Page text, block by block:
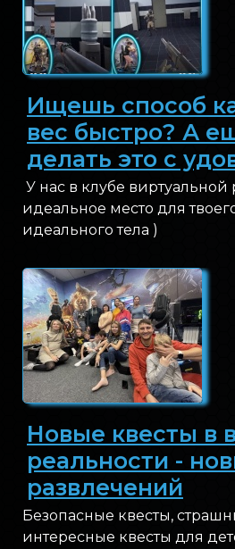
БЛОГ
Ищешь способ
вес быстро? А
делать это с
У нас в клубе виртуальной
идеальное место для
идеального тела )
Новые квесты в
реальности -
развлечений
Безопасные квесты,
интересные квесты для